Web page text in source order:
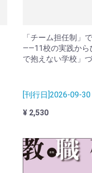
「チーム担任制」
――11校の実践から
で抱えない学校」
[刊行日]2026-09-30
¥ 2,530